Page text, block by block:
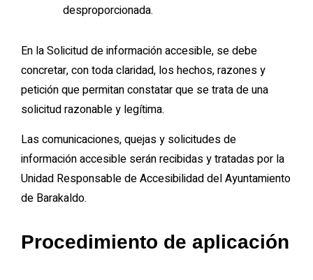
desproporcionada.
En la Solicitud de información accesible, se debe
concretar, con toda claridad, los hechos, razones y
petición que permitan constatar que se trata de una
solicitud razonable y legítima.
Las comunicaciones, quejas y solicitudes de
información accesible serán recibidas y tratadas por la
Unidad Responsable de Accesibilidad del Ayuntamiento
de Barakaldo.
Procedimiento de aplicación